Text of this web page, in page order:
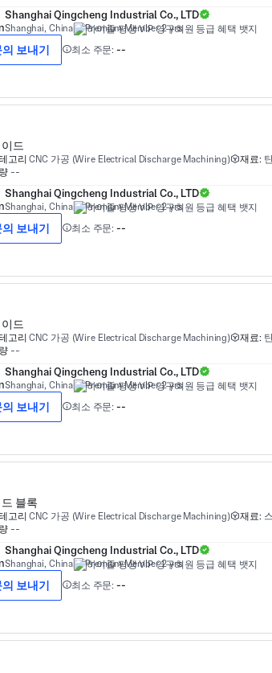
Shanghai Qingcheng Industrial Co., LTD
Shanghai, China Premium Member 2 yrs
의 보내기 최소 주문:--
드
고리 CNC 가공 (Wire Electrical Discharge Machining) 재료:
--
Shanghai Qingcheng Industrial Co., LTD
Shanghai, China Premium Member 2 yrs
의 보내기 최소 주문:--
드
고리 CNC 가공 (Wire Electrical Discharge Machining) 재료:
--
Shanghai Qingcheng Industrial Co., LTD
Shanghai, China Premium Member 2 yrs
의 보내기 최소 주문:--
블록
고리 CNC 가공 (Wire Electrical Discharge Machining) 재료:
--
Shanghai Qingcheng Industrial Co., LTD
Shanghai, China Premium Member 2 yrs
의 보내기 최소 주문:--